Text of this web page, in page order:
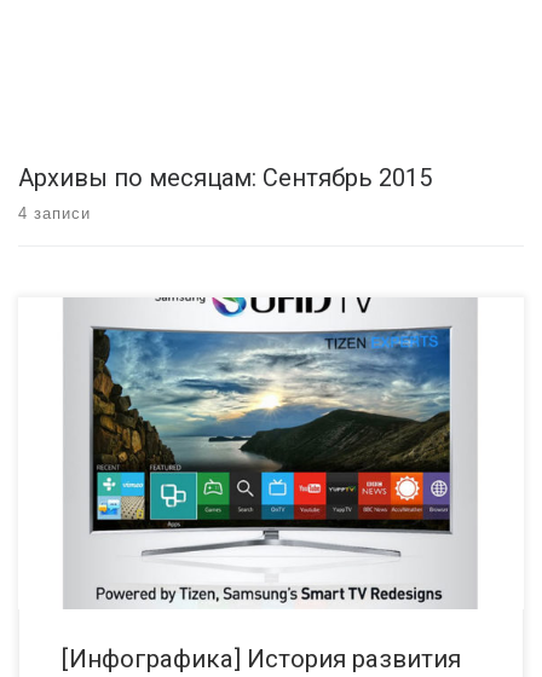
Архивы по месяцам: Сентябрь 2015
4 записи
Нет ничего лучшего для сравнения, чем инфографика. В данной
статье мы хотим показать Вам революцию от простого Samsung
TV до Samsung Smartv TV. Samsung представила свой первый
смарт телевизор в 2008 году (такое впечатление, что это было
вчера:) ) с PAVV Bordeaux TV 750 на борту, который давал
возможность пользователям выходить в Интернет, смотреть […]
[Инфографика] История развития